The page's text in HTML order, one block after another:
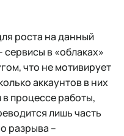
роста на данный
в «облаках»
что не мотивирует
аккаунтов в них
процессе работы,
лишь часть
разрыва –